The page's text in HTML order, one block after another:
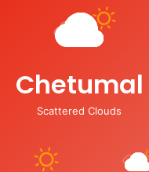
Chetumal
Scattered Clouds